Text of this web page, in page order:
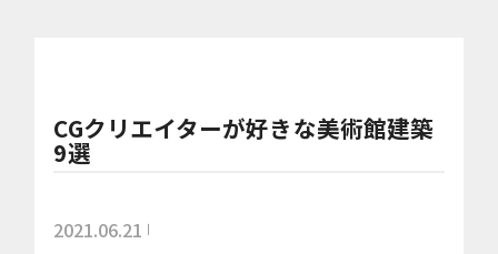
CGクリエイターが好きな美術館建築
9選
2021.06.21